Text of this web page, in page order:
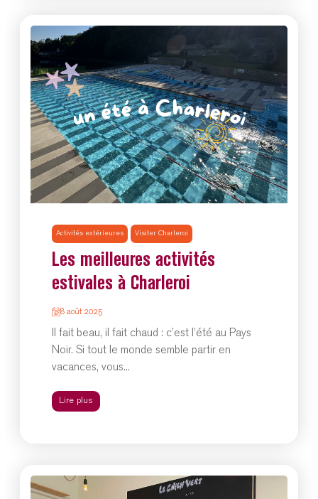
Activités extérieures Visiter Charleroi
Les meilleures activités
estivales à Charleroi
8 août 2025
Il fait beau, il fait chaud : c’est l’été au Pays
Noir. Si tout le monde semble partir en
vacances, vous...
Lire plus